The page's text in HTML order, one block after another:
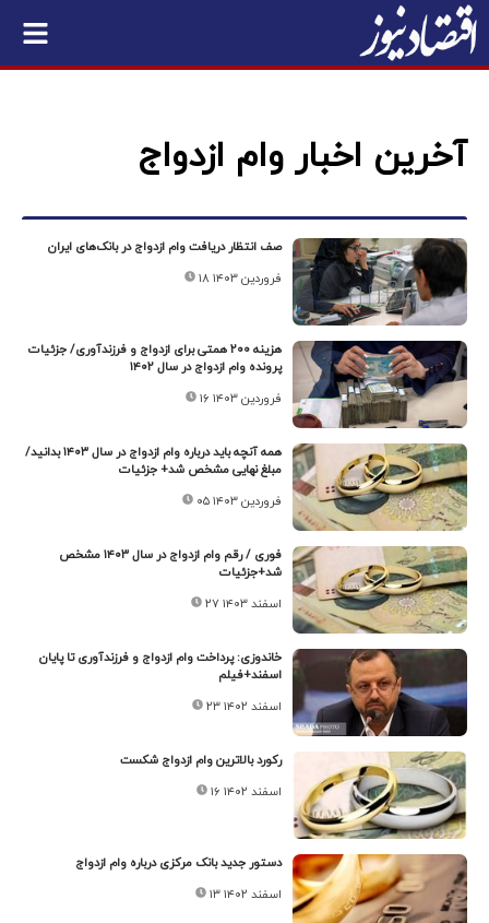
آخرین اخبار وام ازدواج
صف انتظار دریافت وام ازدواج در بانک‌های ایران
۱۸ فروردین ۱۴۰۳
هزینه ۲۰۰ همتی برای ازدواج و فرزندآوری/ جزئیات
پرونده وام ازدواج در سال ۱۴۰۲
۱۶ فروردین ۱۴۰۳
همه آنچه باید درباره وام ازدواج در سال ۱۴۰۳ بدانید/
مبلغ نهایی مشخص شد+ جزئیات
۰۵ فروردین ۱۴۰۳
فوری / رقم وام ازدواج در سال ۱۴۰۳ مشخص
شد+جزئیات
۲۷ اسفند ۱۴۰۳
خاندوزی: پرداخت وام ازدواج و فرزندآوری تا پایان
اسفند+فیلم
۲۳ اسفند ۱۴۰۲
رکورد بالاترین وام ازدواج شکست
۱۶ اسفند ۱۴۰۲
دستور جدید بانک مرکزی درباره وام ازدواج
۱۳ اسفند ۱۴۰۲